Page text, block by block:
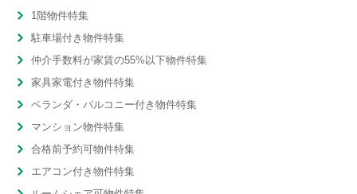
1階物件特集
駐車場付き物件特集
仲介手数料が家賃の55%以下物件特集
家具家電付き物件特集
ベランダ・バルコニー付き物件特集
マンション物件特集
合格前予約可物件特集
エアコン付き物件特集